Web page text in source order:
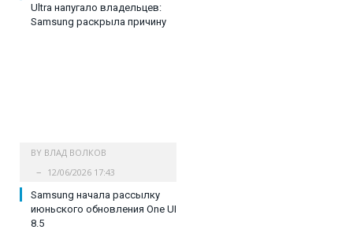
Ultra напугало владельцев:
Samsung раскрыла причину
BY ВЛАД ВОЛКОВ
12/06/2026 17:43
Samsung начала рассылку
июньского обновления One UI
8.5